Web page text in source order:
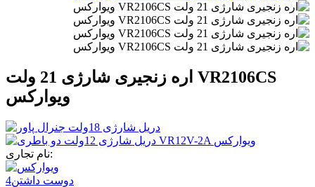
اره زنجیری شارژی 21 ولت VR2106CS
ویوارکس
نام تجاری:
دوست داشتن4